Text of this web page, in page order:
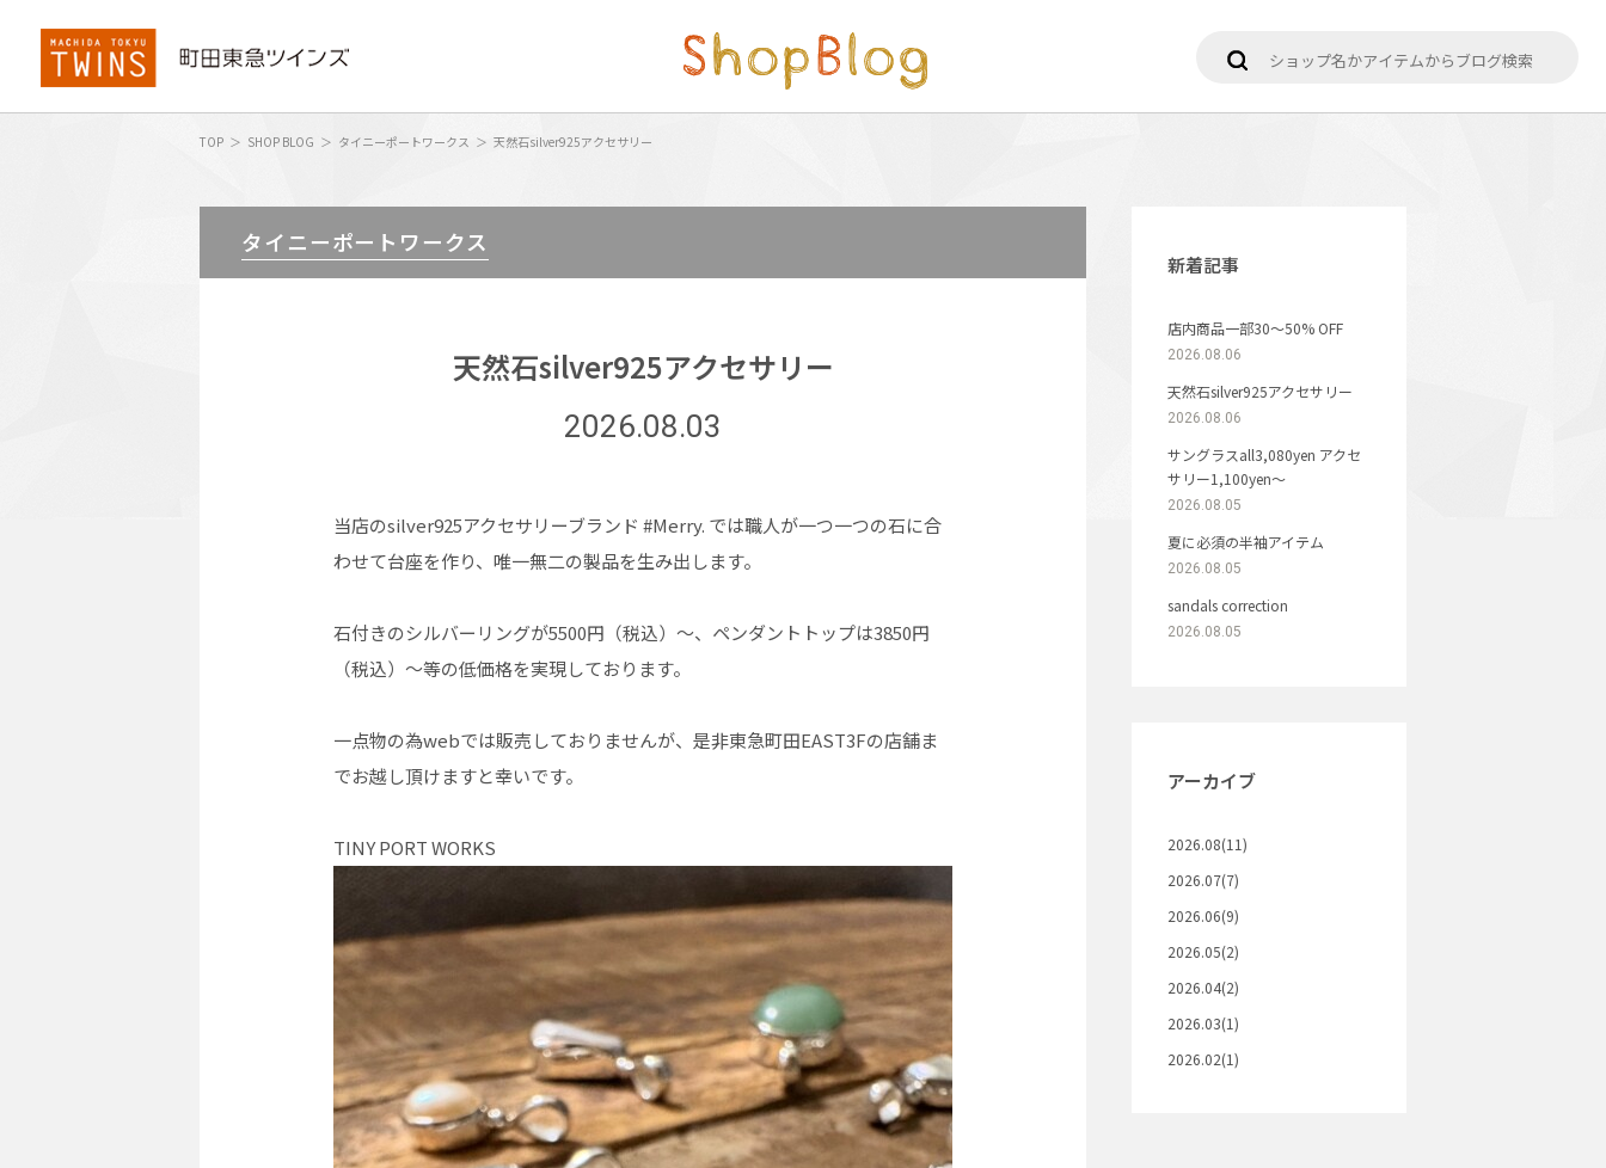
TOP SHOP BLOG タイニーポートワークス 天然石silver925アクセサリー
タイニーポートワークス
天然石silver925アクセサリー
2026.08.03
当店のsilver925アクセサリーブランド #Merry. では職人が一つ一つの石に合
わせて台座を作り、唯一無二の製品を生み出します。
石付きのシルバーリングが5500円（税込）〜、ペンダントトップは3850円
（税込）〜等の低価格を実現しております。
一点物の為webでは販売しておりませんが、是非東急町田EAST3Fの店舗ま
でお越し頂けますと幸いです。
TINY PORT WORKS
新着記事
店内商品一部30〜50% OFF
2026.08.06
天然石silver925アクセサリー
2026.08.06
サングラスall3,080yen アクセ
サリー1,100yen〜
2026.08.05
夏に必須の半袖アイテム
2026.08.05
sandals correction
2026.08.05
アーカイブ
2026.08(11)
2026.07(7)
2026.06(9)
2026.05(2)
2026.04(2)
2026.03(1)
2026.02(1)